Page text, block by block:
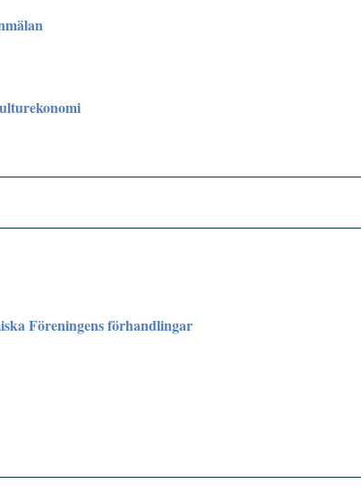
Föreningens förhandlingar